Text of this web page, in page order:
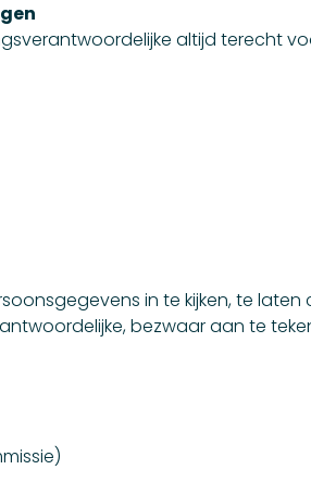
altijd terecht
in te kijken, te
bezwaar aan te